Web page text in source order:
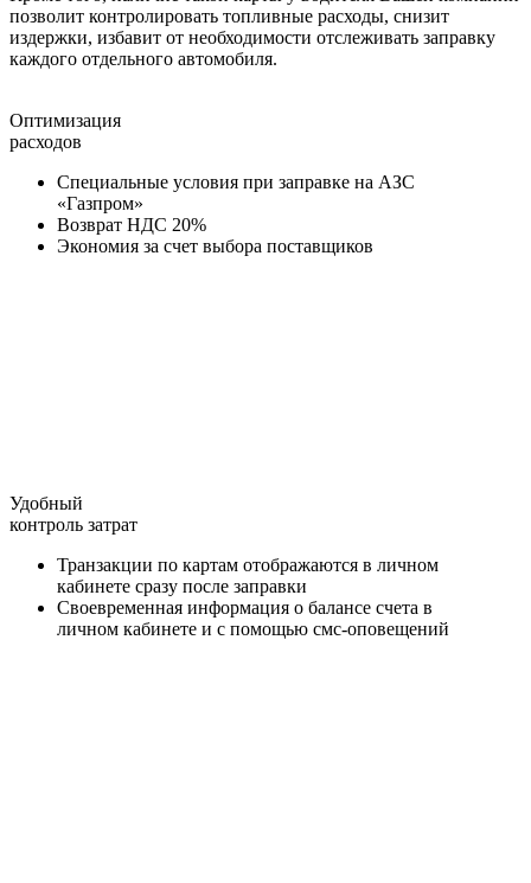
позволит контролировать топливные расходы, снизит
издержки, избавит от необходимости отслеживать заправку
каждого отдельного автомобиля.
Оптимизация
расходов
Специальные условия при заправке на АЗС
«Газпром»
Возврат НДС 20%
Экономия за счет выбора поставщиков
Удобный
контроль затрат
Транзакции по картам отображаются в личном
кабинете сразу после заправки
Своевременная информация о балансе счета в
личном кабинете и с помощью смс-оповещений